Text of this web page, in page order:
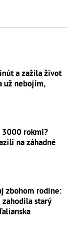
a zažila život
už nebojím,
3000 rokmi?
na záhadné
zbohom rodine:
starý